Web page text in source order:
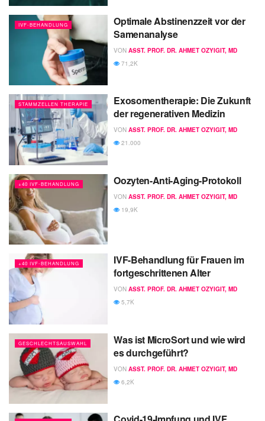
IVF-BEHANDLUNG
Optimale Abstinenzzeit vor der
Samenanalyse
VON ASST. PROF. DR. AHMET OZYIGIT, MD
71,2K
STAMMZELLEN THERAPIE
Exosomentherapie: Die Zukunft
der regenerativen Medizin
VON ASST. PROF. DR. AHMET OZYIGIT, MD
21.000
+40 IVF-BEHANDLUNG Oozyten-Anti-Aging-Protokoll
VON ASST. PROF. DR. AHMET OZYIGIT, MD
19,9K
+40 IVF-BEHANDLUNG
IVF-Behandlung für Frauen im
fortgeschrittenen Alter
VON ASST. PROF. DR. AHMET OZYIGIT, MD
5,7K
GESCHLECHTSAUSWAHL
Was ist MicroSort und wie wird
es durchgeführt?
VON ASST. PROF. DR. AHMET OZYIGIT, MD
6,2K